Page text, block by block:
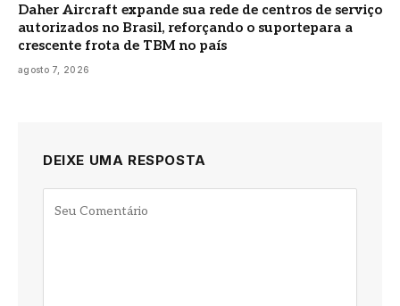
Daher Aircraft expande sua rede de centros de serviço
autorizados no Brasil, reforçando o suportepara a
crescente frota de TBM no país
agosto 7, 2026
DEIXE UMA RESPOSTA